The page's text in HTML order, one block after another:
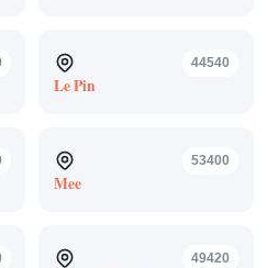
44540
Le Pin
53400
Mee
49420